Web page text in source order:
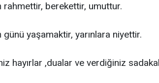
rahmettir, berekettir, umuttur.
günü yaşamaktir, yarınlara niyettir.
hayırlar ,dualar ve verdiğiniz